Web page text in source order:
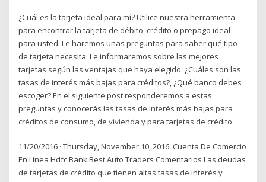
¿Cuál es la tarjeta ideal para mí? Utilice nuestra herramienta
para encontrar la tarjeta de débito, crédito o prepago ideal
para usted. Le haremos unas preguntas para saber qué tipo
de tarjeta necesita. Le informaremos sobre las mejores
tarjetas según las ventajas que haya elegido. ¿Cuáles son las
tasas de interés más bajas para créditos?, ¿Qué banco debes
escoger? En el siguiente post responderemos a estas
preguntas y conocerás las tasas de interés más bajas para
créditos de consumo, de vivienda y para tarjetas de crédito.
11/20/2016 · Thursday, November 10, 2016. Cuenta De Comercio
En Línea Hdfc Bank Best Auto Traders Comentarios Las deudas
de tarjetas de crédito que tienen altas tasas de interés y